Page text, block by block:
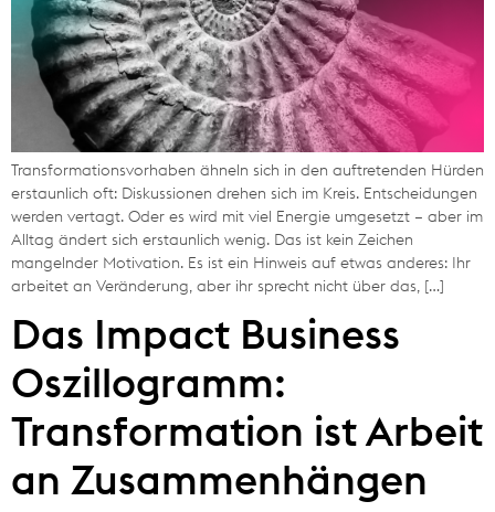
Transformationsvorhaben ähneln sich in den auftretenden Hürden
erstaunlich oft: Diskussionen drehen sich im Kreis. Entscheidungen
werden vertagt. Oder es wird mit viel Energie umgesetzt – aber im
Alltag ändert sich erstaunlich wenig. Das ist kein Zeichen
mangelnder Motivation. Es ist ein Hinweis auf etwas anderes: Ihr
arbeitet an Veränderung, aber ihr sprecht nicht über das, […]
Das Impact Business
Oszillogramm:
Transformation ist Arbeit
an Zusammenhängen